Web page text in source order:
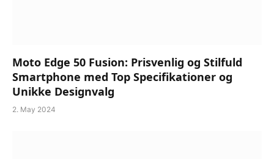
Moto Edge 50 Fusion: Prisvenlig og Stilfuld
Smartphone med Top Specifikationer og
Unikke Designvalg
2. May 2024